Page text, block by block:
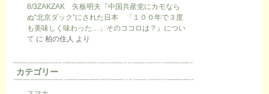
8/3ZAKZAK 矢板明夫『中国共産党にカモなら
ぬ“北京ダック”にされた日本 「１００年で３度
も美味しく味わった…」そのココロは？』につい
て に 柏の住人 より
カテゴリー